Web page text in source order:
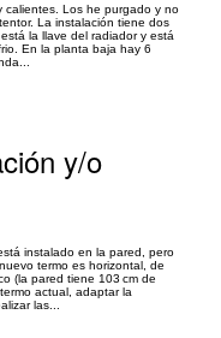
calientes. Los he purgado y no
La instalación tiene dos
la llave del radiador y está
En la planta baja hay 6
y/o
instalado en la pared, pero
termo es horizontal, de
(la pared tiene 103 cm de
actual, adaptar la
las...